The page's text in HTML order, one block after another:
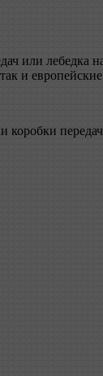
или
и
коробки